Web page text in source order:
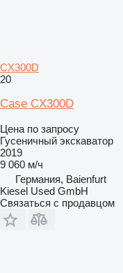
CX300D
20
Case CX300D
Цена по запросу
Гусеничный экскаватор
2019
9 060 м/ч
Германия, Baienfurt
Kiesel Used GmbH
Связаться с продавцом